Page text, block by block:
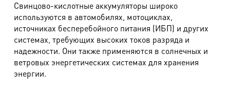
Свинцово-кислотные аккумуляторы широко
используются в автомобилях, мотоциклах,
источниках бесперебойного питания (ИБП) и других
системах, требующих высоких токов разряда и
надежности. Они также применяются в солнечных и
ветровых энергетических системах для хранения
энергии.